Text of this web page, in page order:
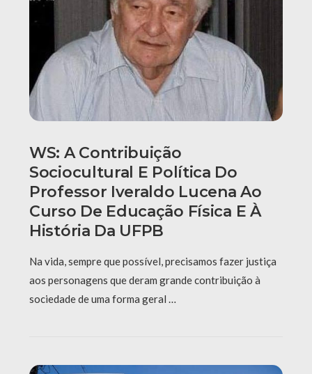
WS: A Contribuição
Sociocultural E Política Do
Professor Iveraldo Lucena Ao
Curso De Educação Física E À
História Da UFPB
Na vida, sempre que possível, precisamos fazer justiça
aos personagens que deram grande contribuição à
sociedade de uma forma geral …